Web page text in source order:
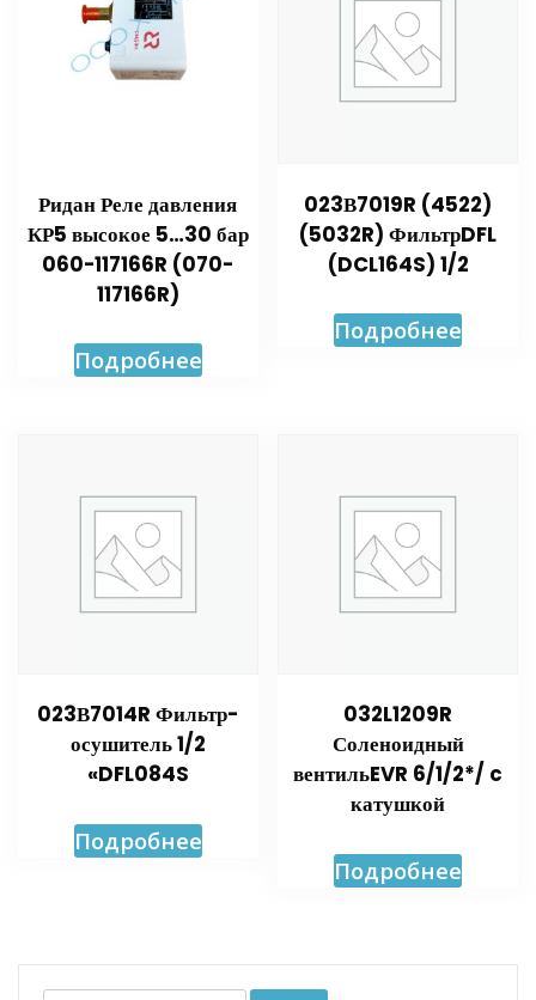
Ридан Реле давления
КР5 высокое 5…30 бар
060-117166R (070-
117166R)
Подробнее
023В7019R (4522)
(5032R) ФильтрDFL
(DCL164S) 1/2
Подробнее
023В7014R Фильтр-
осушитель 1/2
«DFL084S
Подробнее
032L1209R
Соленоидный
вентильEVR 6/1/2*/ c
катушкой
Подробнее